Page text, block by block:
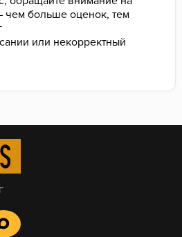
не будет.
чем больше оценок, тем
или некорректный